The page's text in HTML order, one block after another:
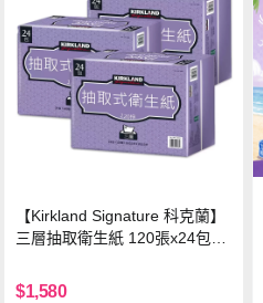
【Kirkland Signature 科克蘭】
三層抽取衛生紙 120張x24包x3
$1,580